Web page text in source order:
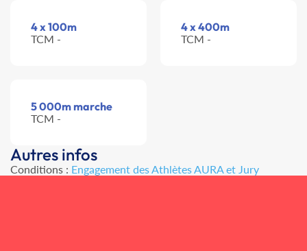
4 x 100m
TCM -
4 x 400m
TCM -
5 000m marche
TCM -
Autres infos
Conditions : Engagement des Athlètes AURA et Jury